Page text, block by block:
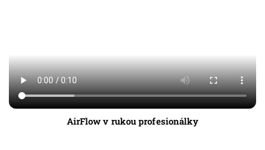
AirFlow v rukou profesionálky